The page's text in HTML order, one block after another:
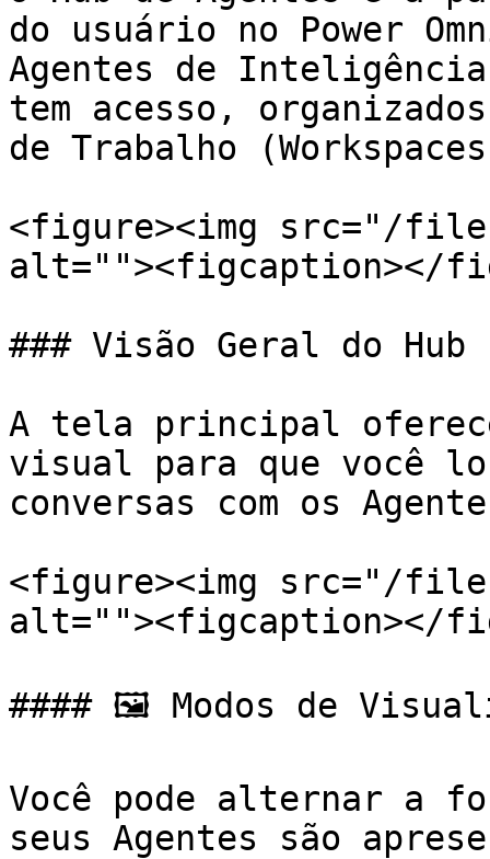
do usuário no Power
Agentes de
tem acesso,
de Trabalho
<figure><img src="/
alt=""><figcaption></
### Visão Geral do Hub
A tela principal
visual para que você
conversas com os
<figure><img src="/files/
alt=""><figcaption></
#### 🖼 Modos de
Você pode alternar a
seus Agentes são